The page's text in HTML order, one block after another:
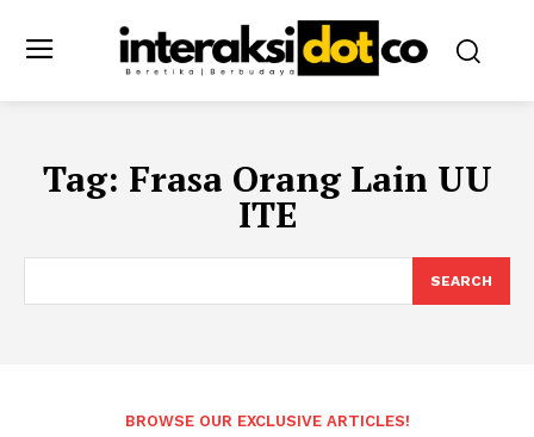
Tag: Frasa Orang Lain UU
ITE
SEARCH
BROWSE OUR EXCLUSIVE ARTICLES!